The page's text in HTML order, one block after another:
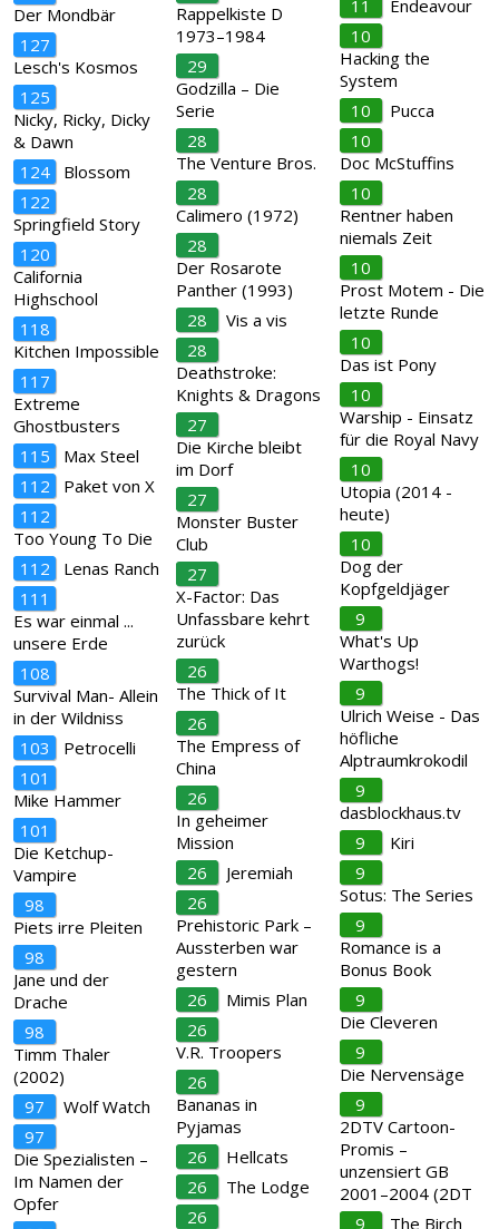
Der Mondbär
127
Lesch's Kosmos
125
Nicky, Ricky, Dicky
& Dawn
124
Blossom
122
Springfield Story
120
California
Highschool
118
Kitchen Impossible
117
Extreme
Ghostbusters
115
Max Steel
112
Paket von X
112
Too Young To Die
112
Lenas Ranch
111
Es war einmal ...
unsere Erde
108
Survival Man- Allein
in der Wildniss
103
Petrocelli
101
Mike Hammer
101
Die Ketchup-
Vampire
98
Piets irre Pleiten
98
Jane und der
Drache
98
Timm Thaler
(2002)
97
Wolf Watch
97
Die Spezialisten –
Im Namen der
Opfer
Rappelkiste D
1973–1984
29
Godzilla – Die
Serie
28
The Venture Bros.
28
Calimero (1972)
28
Der Rosarote
Panther (1993)
28
Vis a vis
28
Deathstroke:
Knights & Dragons
27
Die Kirche bleibt
im Dorf
27
Monster Buster
Club
27
X-Factor: Das
Unfassbare kehrt
zurück
26
The Thick of It
26
The Empress of
China
26
In geheimer
Mission
26
Jeremiah
26
Prehistoric Park –
Aussterben war
gestern
26
Mimis Plan
26
V.R. Troopers
26
Bananas in
Pyjamas
26
Hellcats
26
The Lodge
26
11
Endeavour
10
Hacking the
System
10
Pucca
10
Doc McStuffins
10
Rentner haben
niemals Zeit
10
Prost Motem - Die
letzte Runde
10
Das ist Pony
10
Warship - Einsatz
für die Royal Navy
10
Utopia (2014 -
heute)
10
Dog der
Kopfgeldjäger
9
What's Up
Warthogs!
9
Ulrich Weise - Das
höfliche
Alptraumkrokodil
9
dasblockhaus.tv
9
Kiri
9
Sotus: The Series
9
Romance is a
Bonus Book
9
Die Cleveren
9
Die Nervensäge
9
2DTV Cartoon-
Promis –
unzensiert GB
2001–2004 (2DT
9
The Birch